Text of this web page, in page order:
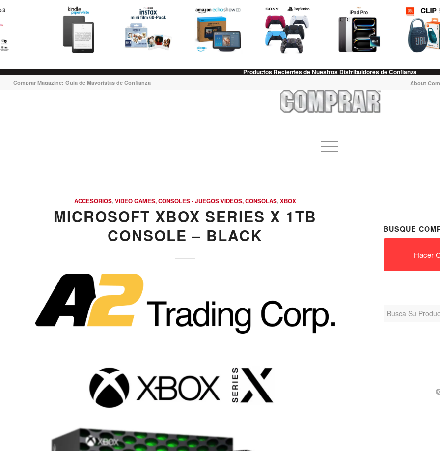
Productos Recientes de Nuestros Distribuidores de Confianza
About
Comprar Magazine: Guia de Mayoristas de Confianza
ACCESORIOS,VIDEO GAMES, CONSOLES - JUEGOS VIDEOS, CONSOLAS,XBOX
MICROSOFT XBOX SERIES X 1TB
CONSOLE – BLACK
BUSQUE
Hacer
Search
for: